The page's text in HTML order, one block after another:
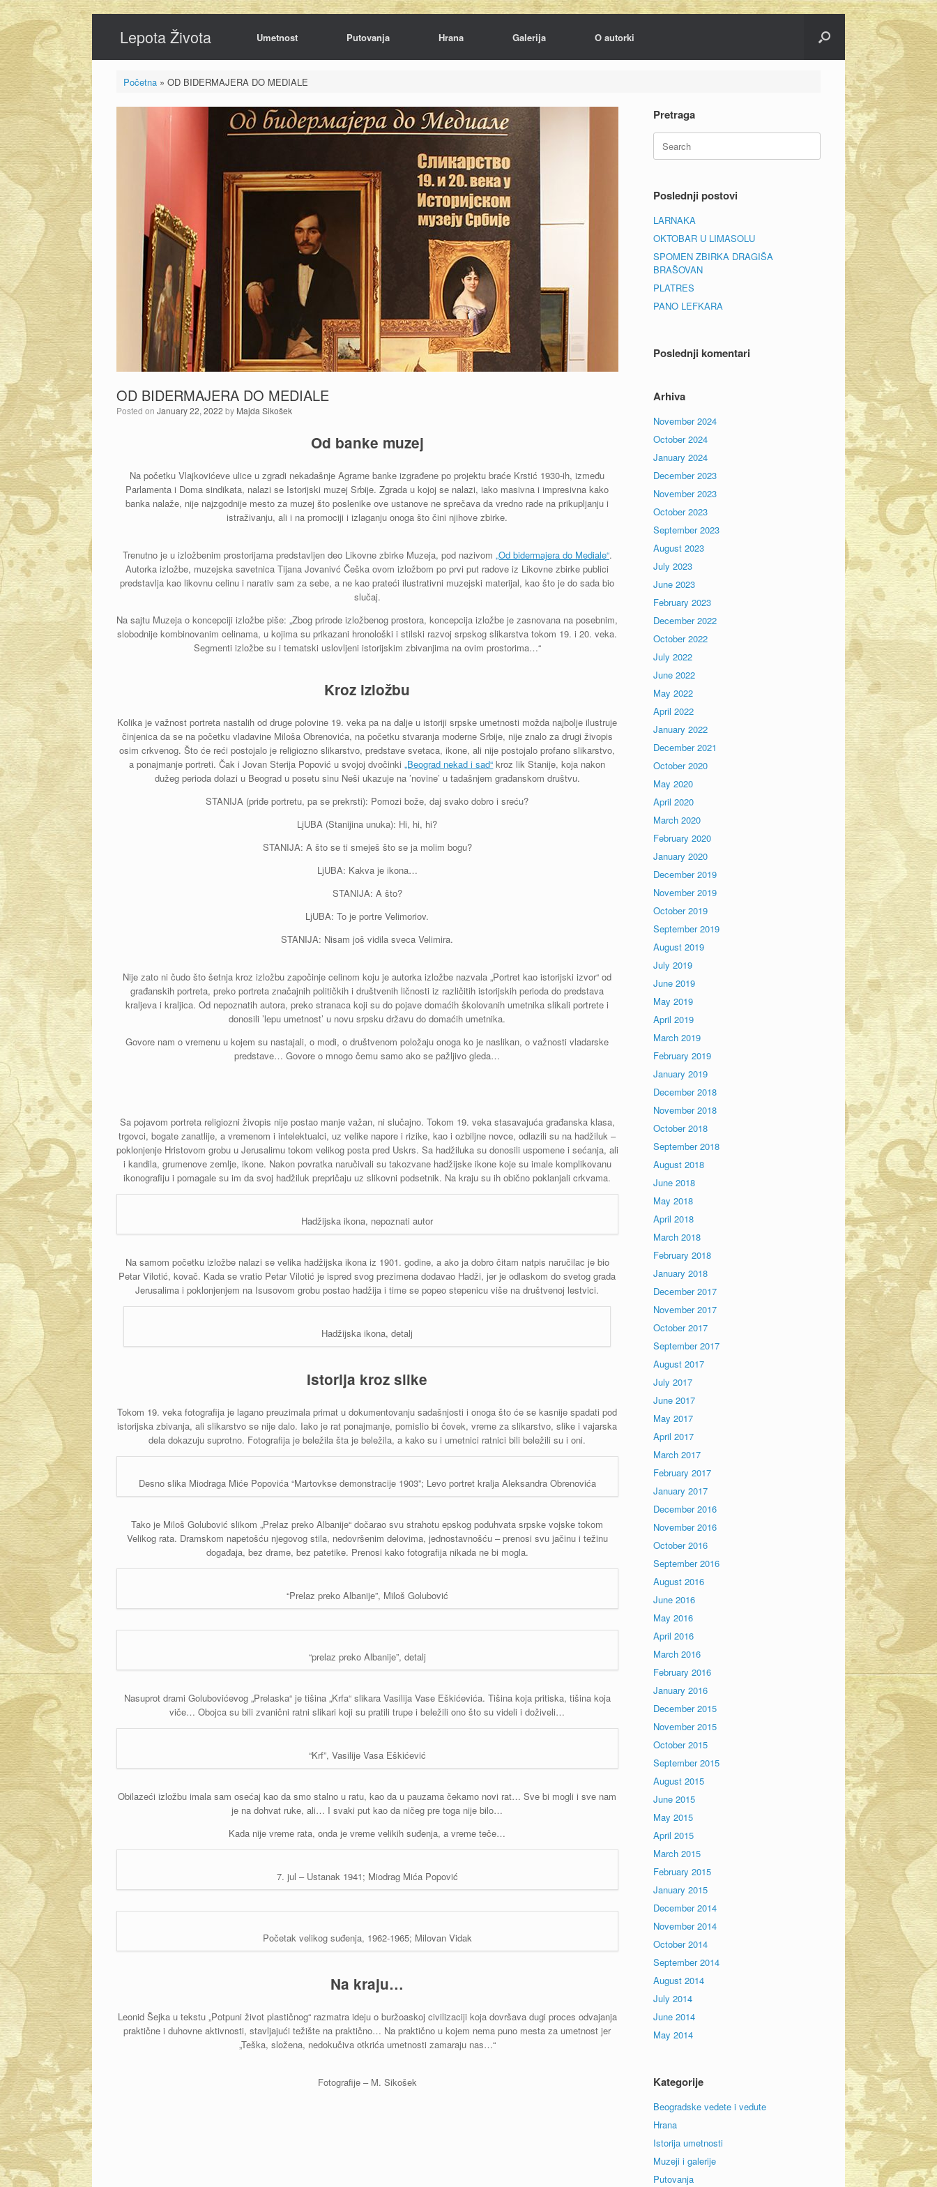
to
contentLepota Života Umetnost Putovanja Hrana Galerija O autorki
Početna» OD BIDERMAJERA DO MEDIALE
OD BIDERMAJERA DO MEDIALE
Posted on January 22, 2022 by Majda Sikošek
Od banke muzej
Na početku Vlajkovićeve ulice u zgradi nekadašnje Agrarne banke izgrađene po projektu braće Krstić 1930-ih, između
Parlamenta i Doma sindikata, nalazi se Istorijski muzej Srbije. Zgrada u kojoj se nalazi, iako masivna i impresivna kako
banka nalaže, nije najzgodnije mesto za muzej što poslenike ove ustanove ne sprečava da vredno rade na prikupljanju i
istraživanju, ali i na promociji i izlaganju onoga što čini njihove zbirke.
Trenutno je u izložbenim prostorijama predstavljen deo Likovne zbirke Muzeja, pod nazivom „Od bidermajera do Mediale“.
Autorka izložbe, muzejska savetnica Tijana Jovanivć Češka ovom izložbom po prvi put radove iz Likovne zbirke publici
predstavlja kao likovnu celinu i narativ sam za sebe, a ne kao prateći ilustrativni muzejski materijal, kao što je do sada bio
slučaj.
Na sajtu Muzeja o koncepciji izložbe piše: „Zbog prirode izložbenog prostora, koncepcija izložbe je zasnovana na posebnim,
slobodnije kombinovanim celinama, u kojima su prikazani hronološki i stilski razvoj srpskog slikarstva tokom 19. i 20. veka.
Segmenti izložbe su i tematski uslovljeni istorijskim zbivanjima na ovim prostorima…“
Kroz izložbu
Kolika je važnost portreta nastalih od druge polovine 19. veka pa na dalje u istoriji srpske umetnosti možda najbolje ilustruje
činjenica da se na početku vladavine Miloša Obrenovića, na početku stvaranja moderne Srbije, nije znalo za drugi živopis
osim crkvenog. Što će reći postojalo je religiozno slikarstvo, predstave svetaca, ikone, ali nije postojalo profano slikarstvo,
a ponajmanje portreti. Čak i Jovan Sterija Popović u svojoj dvočinki„Beograd nekad i sad“ kroz lik Stanije, koja nakon
dužeg perioda dolazi u Beograd u posetu sinu Neši ukazuje na ’novine’ u tadašnjem građanskom društvu.
STANIJA (priđe portretu, pa se prekrsti): Pomozi bože, daj svako dobro i sreću?
LjUBA (Stanijina unuka): Hi, hi, hi?
STANIJA: A što se ti smeješ što se ja molim bogu?
LjUBA: Kakva je ikona…
STANIJA: A što?
LjUBA: To je portre Velimoriov.
STANIJA: Nisam još vidila sveca Velimira.
Nije zato ni čudo što šetnja kroz izložbu započinje celinom koju je autorka izložbe nazvala „Portret kao istorijski izvor“ od
građanskih portreta, preko portreta značajnih političkih i društvenih ličnosti iz različitih istorijskih perioda do predstava
kraljeva i kraljica. Od nepoznatih autora, preko stranaca koji su do pojave domaćih školovanih umetnika slikali portrete i
donosili ’lepu umetnost’ u novu srpsku državu do domaćih umetnika.
Govore nam o vremenu u kojem su nastajali, o modi, o društvenom položaju onoga ko je naslikan, o važnosti vladarske
predstave… Govore o mnogo čemu samo ako se pažljivo gleda…
Sa pojavom portreta religiozni živopis nije postao manje važan, ni slučajno. Tokom 19. veka stasavajuća građanska klasa,
trgovci, bogate zanatlije, a vremenom i intelektualci, uz velike napore i rizike, kao i ozbiljne novce, odlazili su na hadžiluk –
poklonjenje Hristovom grobu u Jerusalimu tokom velikog posta pred Uskrs. Sa hadžiluka su donosili uspomene i sećanja, ali
i kandila, grumenove zemlje, ikone. Nakon povratka naručivali su takozvane hadžijske ikone koje su imale komplikovanu
ikonografiju i pomagale su im da svoj hadžiluk prepričaju uz slikovni podsetnik. Na kraju su ih obično poklanjali crkvama.
Hadžijska ikona, nepoznati autor
Na samom početku izložbe nalazi se velika hadžijska ikona iz 1901. godine, a ako ja dobro čitam natpis naručilac je bio
Petar Vilotić, kovač. Kada se vratio Petar Vilotić je ispred svog prezimena dodavao Hadži, jer je odlaskom do svetog grada
Jerusalima i poklonjenjem na Isusovom grobu postao hadžija i time se popeo stepenicu više na društvenoj lestvici.
Hadžijska ikona, detalj
Istorija kroz slike
Tokom 19. veka fotografija je lagano preuzimala primat u dokumentovanju sadašnjosti i onoga što će se kasnije spadati pod
istorijska zbivanja, ali slikarstvo se nije dalo. Iako je rat ponajmanje, pomislio bi čovek, vreme za slikarstvo, slike i vajarska
dela dokazuju suprotno. Fotografija je beležila šta je beležila, a kako su i umetnici ratnici bili beležili su i oni.
Desno slika Miodraga Miće Popovića “Martovkse demonstracije 1903”; Levo portret kralja Aleksandra Obrenovića
Tako je Miloš Golubović slikom „Prelaz preko Albanije“ dočarao svu strahotu epskog poduhvata srpske vojske tokom
Velikog rata. Dramskom napetošću njegovog stila, nedovršenim delovima, jednostavnošću – prenosi svu jačinu i težinu
događaja, bez drame, bez patetike. Prenosi kako fotografija nikada ne bi mogla.
“Prelaz preko Albanije”, Miloš Golubović
“prelaz preko Albanije”, detalj
Nasuprot drami Golubovićevog „Prelaska“ je tišina „Krfa“ slikara Vasilija Vase Eškićevića. Tišina koja pritiska, tišina koja
viče… Obojca su bili zvanični ratni slikari koji su pratili trupe i beležili ono što su videli i doživeli…
“Krf”, Vasilije Vasa Eškićević
Obilazeći izložbu imala sam osećaj kao da smo stalno u ratu, kao da u pauzama čekamo novi rat… Sve bi mogli i sve nam
je na dohvat ruke, ali… I svaki put kao da ničeg pre toga nije bilo…
Kada nije vreme rata, onda je vreme velikih suđenja, a vreme teče…
7. jul – Ustanak 1941; Miodrag Mića Popović
Početak velikog suđenja, 1962-1965; Milovan Vidak
Na kraju…
Leonid Šejka u tekstu „Potpuni život plastičnog“ razmatra ideju o buržoaskoj civilizaciji koja dovršava dugi proces odvajanja
praktične i duhovne aktivnosti, stavljajući težište na praktično… Na praktično u kojem nema puno mesta za umetnost jer
„Teška, složena, nedokučiva otkrića umetnosti zamaraju nas…“
Fotografije – M. Sikošek
Pretraga
Search
for:
Poslednji postovi
LARNAKA
OKTOBAR U LIMASOLU
SPOMEN ZBIRKA DRAGIŠA
BRAŠOVAN
PLATRES
PANO LEFKARA
Poslednji komentari
Arhiva
November 2024
October 2024
January 2024
December 2023
November 2023
October 2023
September 2023
August 2023
July 2023
June 2023
February 2023
December 2022
October 2022
July 2022
June 2022
May 2022
April 2022
January 2022
December 2021
October 2020
May 2020
April 2020
March 2020
February 2020
January 2020
December 2019
November 2019
October 2019
September 2019
August 2019
July 2019
June 2019
May 2019
April 2019
March 2019
February 2019
January 2019
December 2018
November 2018
October 2018
September 2018
August 2018
June 2018
May 2018
April 2018
March 2018
February 2018
January 2018
December 2017
November 2017
October 2017
September 2017
August 2017
July 2017
June 2017
May 2017
April 2017
March 2017
February 2017
January 2017
December 2016
November 2016
October 2016
September 2016
August 2016
June 2016
May 2016
April 2016
March 2016
February 2016
January 2016
December 2015
November 2015
October 2015
September 2015
August 2015
June 2015
May 2015
April 2015
March 2015
February 2015
January 2015
December 2014
November 2014
October 2014
September 2014
August 2014
July 2014
June 2014
May 2014
Kategorije
Beogradske vedete i vedute
Hrana
Istorija umetnosti
Muzeji i galerije
Putovanja